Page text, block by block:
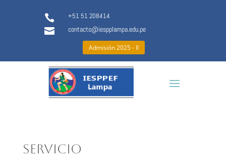
 +51 51 208414
 contacto@iespplampa.edu.pe
Admisión 2025 - II
SERVICIO